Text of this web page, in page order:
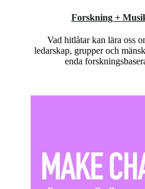
Forskning +
Vad hitlåtar kan lära oss
ledarskap, grupper och
enda